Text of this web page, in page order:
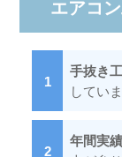
エアコ
手抜き
していま
年間実